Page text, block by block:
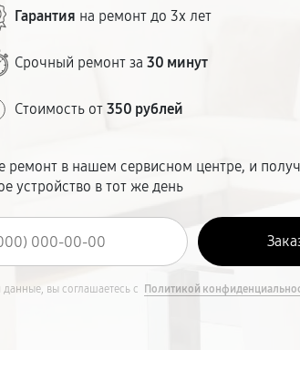
Гарантия на ремонт до 3х лет
Срочный ремонт за30 минут
Стоимость от350 рублей
ремонт в нашем сервисном центре, и
устройство в тот же день
данные, вы соглашаетесь с Политикой